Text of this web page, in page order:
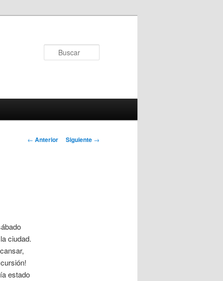
Navegador de
← Anterior Siguiente →
ciudad.
estado